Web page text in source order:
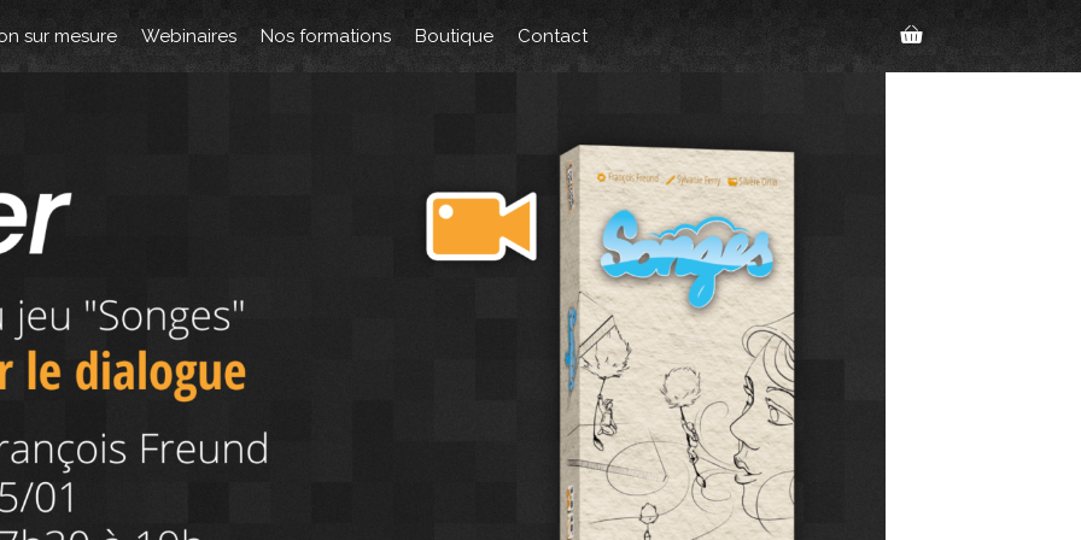
sur mesure Webinaires Nos formations Boutique Contact